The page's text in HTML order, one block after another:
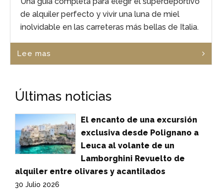
de alquiler perfecto y vivir una luna de miel
inolvidable en las carreteras más bellas de Italia.
Lee mas
Últimas noticias
El encanto de una excursión
exclusiva desde Polignano a
Leuca al volante de un
Lamborghini Revuelto de
alquiler entre olivares y acantilados
30 Julio 2026